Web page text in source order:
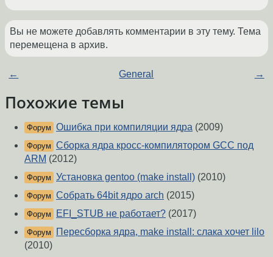
Вы не можете добавлять комментарии в эту тему. Тема
перемещена в архив.
← General →
Похожие темы
Форум Ошибка при компиляции ядра (2009)
Форум Сборка ядра кросс-компилятором GCC под
ARM (2012)
Форум Установка gentoo (make install) (2010)
Форум Собрать 64bit ядро arch (2015)
Форум EFI_STUB не работает? (2017)
Форум
Пересборка ядра, make install: слака хочет lilo
(2010)